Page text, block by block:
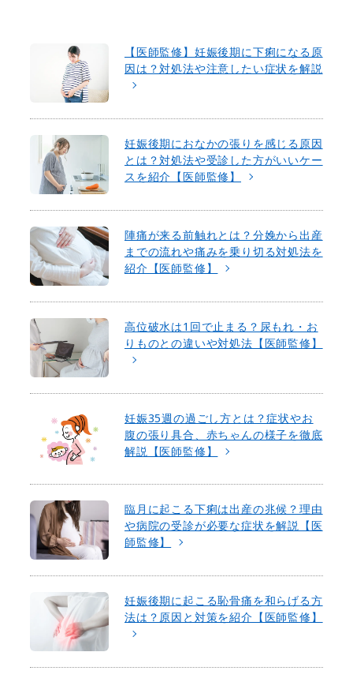
【医師監修】妊娠後期に下痢になる原
因は？対処法や注意したい症状を解説
妊娠後期におなかの張りを感じる原因
とは？対処法や受診した方がいいケー
スを紹介【医師監修】
陣痛が来る前触れとは？分娩から出産
までの流れや痛みを乗り切る対処法を
紹介【医師監修】
高位破水は1回で止まる？尿もれ・お
りものとの違いや対処法【医師監修】
妊娠35週の過ごし方とは？症状やお
腹の張り具合、赤ちゃんの様子を徹底
解説【医師監修】
臨月に起こる下痢は出産の兆候？理由
や病院の受診が必要な症状を解説【医
師監修】
妊娠後期に起こる恥骨痛を和らげる方
法は？原因と対策を紹介【医師監修】